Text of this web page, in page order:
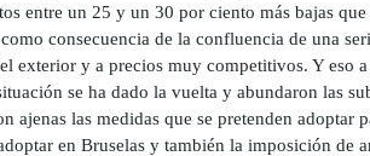
entre un 25 y un 30 por ciento más bajas
consecuencia de la confluencia de una
exterior y a precios muy competitivos. Y eso a
se ha dado la vuelta y abundaron las
ajenas las medidas que se pretenden adoptar
en Bruselas y también la imposición de